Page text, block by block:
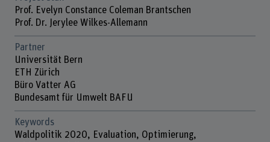
Prof. Evelyn Constance Coleman Brantschen
Prof. Dr. Jerylee Wilkes-Allemann
Partner
Universität Bern
ETH Zürich
Büro Vatter AG
Bundesamt für Umwelt BAFU
Keywords
Waldpolitik 2020, Evaluation, Optimierung,